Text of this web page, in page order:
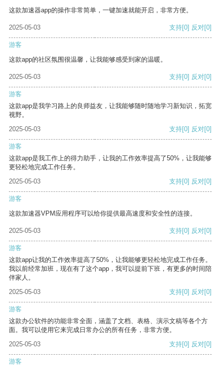
这款加速器app的操作非常简单，一键加速就能开启，非常方便。
2025-05-03 支持[0] 反对[0]
游客
这款app的社区氛围很温馨，让我能够感受到家的温暖。
2025-05-03 支持[0] 反对[0]
游客
这款app是我学习路上的良师益友，让我能够随时随地学习新知识，拓宽
视野。
2025-05-03
支持[0] 反对[0]
游客
这款app是我工作上的得力助手，让我的工作效率提高了50%，让我能够
更轻松地完成工作任务。
2025-05-03
支持[0] 反对[0]
游客
这款加速器VPM应用程序可以给你提供最高速度和安全性的连接。
2025-05-03 支持[0] 反对[0]
游客
这款app让我的工作效率提高了50%，让我能够更轻松地完成工作任务。
我以前经常加班，现在有了这个app，我可以提前下班，有更多的时间陪
伴家人。
2025-05-03
支持[0] 反对[0]
游客
这款办公软件的功能非常全面，涵盖了文档、表格、演示文稿等各个方
面。我可以使用它来完成日常办公的所有任务，非常方便。
2025-05-03
支持[0] 反对[0]
游客